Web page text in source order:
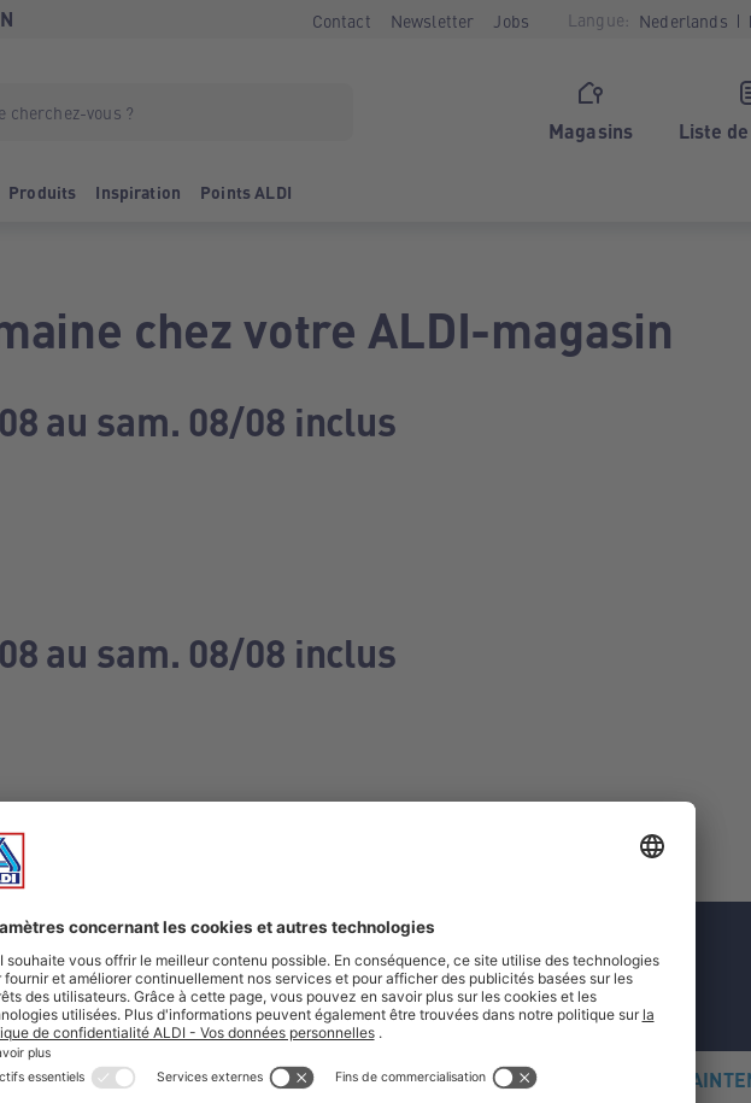
Contact Newsletter Jobs Langue: Nederlands
Magasins Liste
Produits Inspiration Points ALDI
chez votre ALDI-magasin
au sam. 08/08 inclus
au sam. 08/08 inclus
ne manquez aucune de nos offres.
S'INSCRIRE